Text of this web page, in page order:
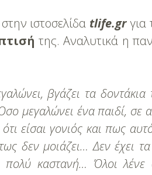
ιστοσελίδα tlife.grγια
της. Αναλυτικά η
βγάζει τα
μεγαλώνει ένα παιδί, σε
είσαι γονιός και πως
δεν μοιάζει… Δεν έχει
καστανή… Όλοι λένε